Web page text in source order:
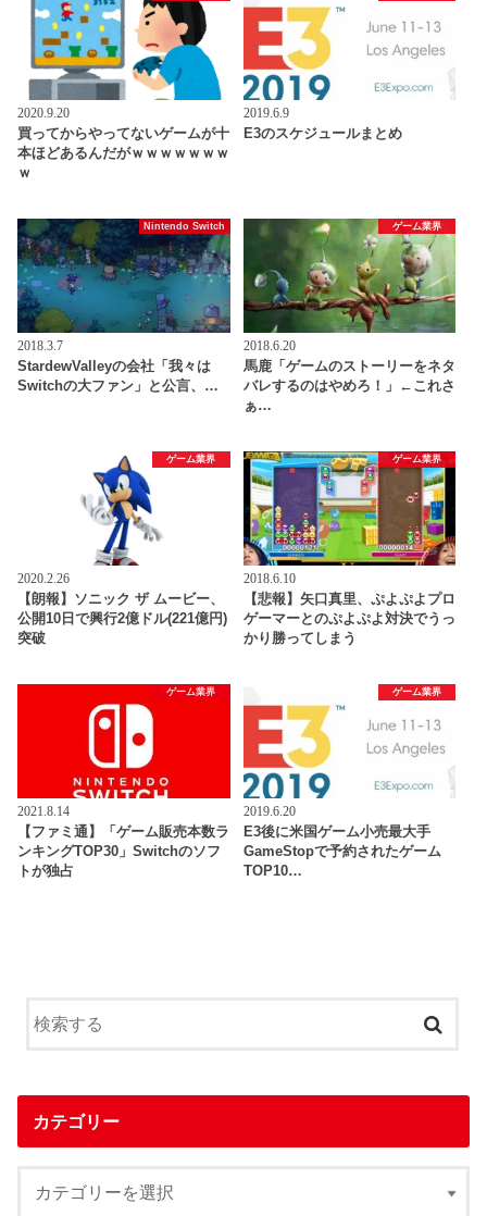
2020.9.20
買ってからやってないゲームが十
本ほどあるんだがｗｗｗｗｗｗｗ
ｗ
2019.6.9
E3のスケジュールまとめ
Nintendo Switch
2018.3.7
StardewValleyの会社「我々は
Switchの大ファン」と公言、…
ゲーム業界
2018.6.20
馬鹿「ゲームのストーリーをネタ
バレするのはやめろ！」←これさ
ぁ…
ゲーム業界
2020.2.26
【朗報】ソニック ザ ムービー、
公開10日で興行2億ドル(221億円)
突破
ゲーム業界
2018.6.10
【悲報】矢口真里、ぷよぷよプロ
ゲーマーとのぷよぷよ対決でうっ
かり勝ってしまう
ゲーム業界
2021.8.14
【ファミ通】「ゲーム販売本数ラ
ンキングTOP30」Switchのソフ
トが独占
ゲーム業界
2019.6.20
E3後に米国ゲーム小売最大手
GameStopで予約されたゲーム
TOP10…
カテゴリー